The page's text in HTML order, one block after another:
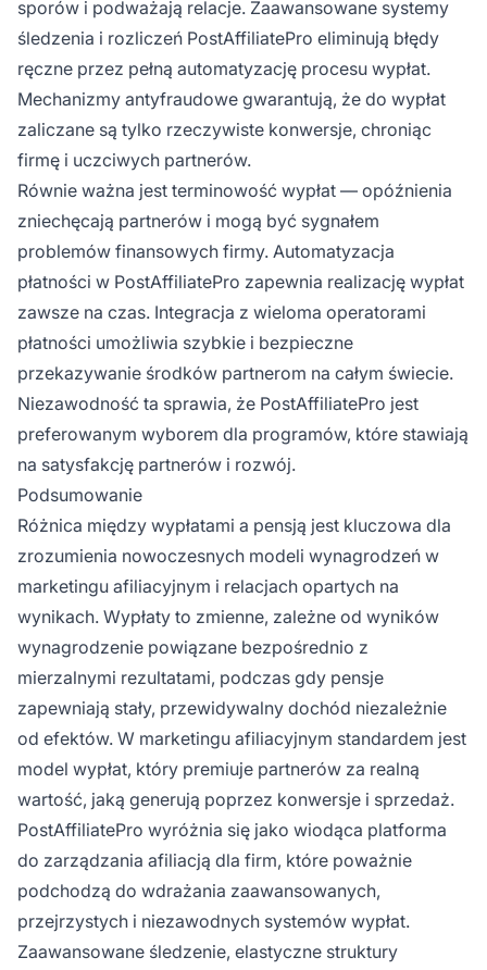
sporów i podważają relacje. Zaawansowane systemy
śledzenia i rozliczeń PostAffiliatePro eliminują błędy
ręczne przez pełną automatyzację procesu wypłat.
Mechanizmy antyfraudowe gwarantują, że do wypłat
zaliczane są tylko rzeczywiste konwersje, chroniąc
firmę i uczciwych partnerów.
Równie ważna jest terminowość wypłat — opóźnienia
zniechęcają partnerów i mogą być sygnałem
problemów finansowych firmy. Automatyzacja
płatności w PostAffiliatePro zapewnia realizację wypłat
zawsze na czas. Integracja z wieloma operatorami
płatności umożliwia szybkie i bezpieczne
przekazywanie środków partnerom na całym świecie.
Niezawodność ta sprawia, że PostAffiliatePro jest
preferowanym wyborem dla programów, które stawiają
na satysfakcję partnerów i rozwój.
Podsumowanie
Różnica między wypłatami a pensją jest kluczowa dla
zrozumienia nowoczesnych modeli wynagrodzeń w
marketingu afiliacyjnym i relacjach opartych na
wynikach. Wypłaty to zmienne, zależne od wyników
wynagrodzenie powiązane bezpośrednio z
mierzalnymi rezultatami, podczas gdy pensje
zapewniają stały, przewidywalny dochód niezależnie
od efektów. W marketingu afiliacyjnym standardem jest
model wypłat, który premiuje partnerów za realną
wartość, jaką generują poprzez konwersje i sprzedaż.
PostAffiliatePro wyróżnia się jako wiodąca platforma
do zarządzania afiliacją dla firm, które poważnie
podchodzą do wdrażania zaawansowanych,
przejrzystych i niezawodnych systemów wypłat.
Zaawansowane śledzenie, elastyczne struktury